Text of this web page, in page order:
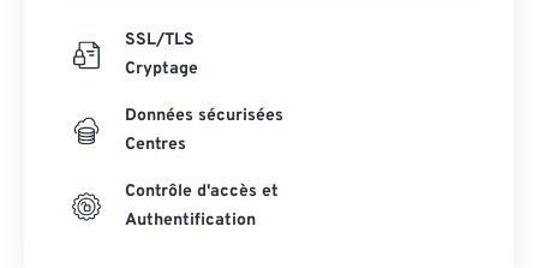
SSL/TLS
Cryptage
Données sécurisées
Centres
Contrôle d'accès et
Authentification